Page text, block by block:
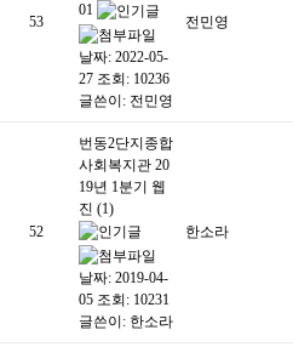
53
01
날짜: 2022-05-
27 조회: 10236
글쓴이: 전민영
전민영
52
번동2단지종합
사회복지관 20
19년 1분기 웹
진 (1)
날짜: 2019-04-
05 조회: 10231
글쓴이: 한소라
한소라